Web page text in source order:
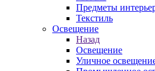
Предметы
Текстиль
Освещение
Назад
Освещение
Уличное